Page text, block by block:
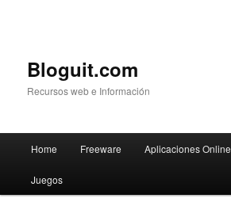
Bloguit.com
Recursos web e Información
Skip
to
Home Freeware Aplicaciones Online
Juegos